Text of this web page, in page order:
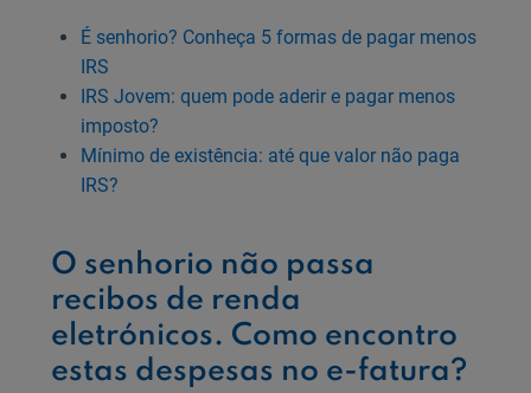
É senhorio? Conheça 5 formas de pagar menos
IRS
IRS Jovem: quem pode aderir e pagar menos
imposto?
Mínimo de existência: até que valor não paga
IRS?
O senhorio não passa
recibos de renda
eletrónicos. Como encontro
estas despesas no e-fatura?